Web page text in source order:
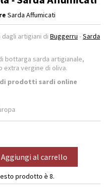
Sarda Affumicati
artigiani di Buggerru -Sarda
bottarga sarda artigianale,
extra vergine di oliva.
prodotti sardi online
Aggiungi al carrello
prodotto è 8.